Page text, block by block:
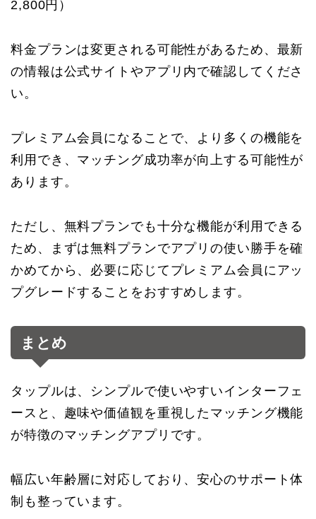
2,800円）
料金プランは変更される可能性があるため、最新
の情報は公式サイトやアプリ内で確認してくださ
い。
プレミアム会員になることで、より多くの機能を
利用でき、マッチング成功率が向上する可能性が
あります。
ただし、無料プランでも十分な機能が利用できる
ため、まずは無料プランでアプリの使い勝手を確
かめてから、必要に応じてプレミアム会員にアッ
プグレードすることをおすすめします。
まとめ
タップルは、シンプルで使いやすいインターフェ
ースと、趣味や価値観を重視したマッチング機能
が特徴のマッチングアプリです。
幅広い年齢層に対応しており、安心のサポート体
制も整っています。